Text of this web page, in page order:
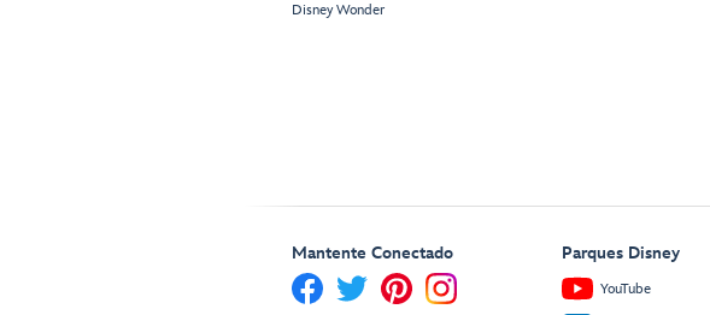
Disney Wonder
Mantente Conectado Parques Disney
YouTube